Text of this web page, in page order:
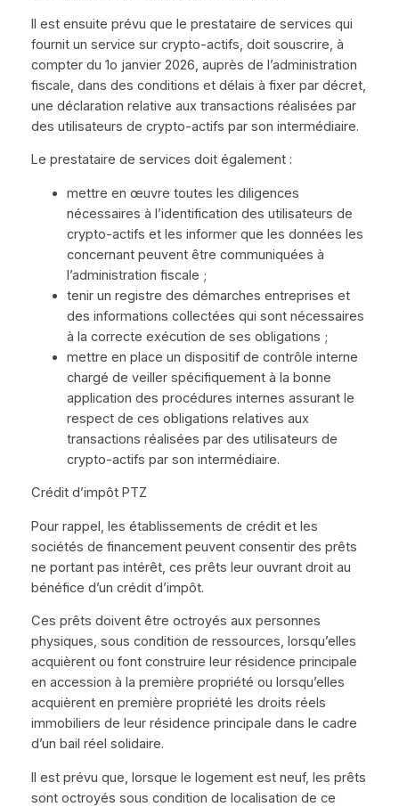
Il est ensuite prévu que le prestataire de services qui
fournit un service sur crypto-actifs, doit souscrire, à
compter du 1o janvier 2026, auprès de l’administration
fiscale, dans des conditions et délais à fixer par décret,
une déclaration relative aux transactions réalisées par
des utilisateurs de crypto-actifs par son intermédiaire.
Le prestataire de services doit également :
mettre en œuvre toutes les diligences
nécessaires à l’identification des utilisateurs de
crypto-actifs et les informer que les données les
concernant peuvent être communiquées à
l’administration fiscale ;
tenir un registre des démarches entreprises et
des informations collectées qui sont nécessaires
à la correcte exécution de ses obligations ;
mettre en place un dispositif de contrôle interne
chargé de veiller spécifiquement à la bonne
application des procédures internes assurant le
respect de ces obligations relatives aux
transactions réalisées par des utilisateurs de
crypto-actifs par son intermédiaire.
Crédit d’impôt PTZ
Pour rappel, les établissements de crédit et les
sociétés de financement peuvent consentir des prêts
ne portant pas intérêt, ces prêts leur ouvrant droit au
bénéfice d’un crédit d’impôt.
Ces prêts doivent être octroyés aux personnes
physiques, sous condition de ressources, lorsqu’elles
acquièrent ou font construire leur résidence principale
en accession à la première propriété ou lorsqu’elles
acquièrent en première propriété les droits réels
immobiliers de leur résidence principale dans le cadre
d’un bail réel solidaire.
Il est prévu que, lorsque le logement est neuf, les prêts
sont octroyés sous condition de localisation de ce